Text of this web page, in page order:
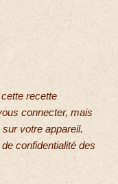
recette
connecter, mais
votre appareil.
confidentialité des